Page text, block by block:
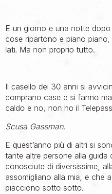
E un giorno e una notte dopo
cose ripartono e piano
lati. Ma non proprio tutto.
Il casello dei 30 anni si
comprano case e si fanno
caldo e no, non ho il
Scusa Gassman.
E quest’anno più di altri si
tante altre persone alla guida
conosciute di diversissime,
assomigliano alla mia, e che
piacciono sotto sotto.